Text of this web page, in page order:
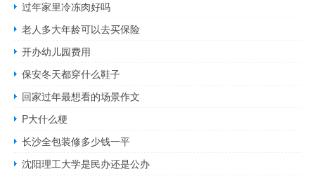
过年家里冷冻肉好吗
老人多大年龄可以去买保险
开办幼儿园费用
保安冬天都穿什么鞋子
回家过年最想看的场景作文
P大什么梗
长沙全包装修多少钱一平
沈阳理工大学是民办还是公办